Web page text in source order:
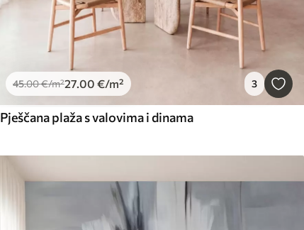
45.00€/m²27.00 €/m² 3
Pješčana plaža s valovima i dinama